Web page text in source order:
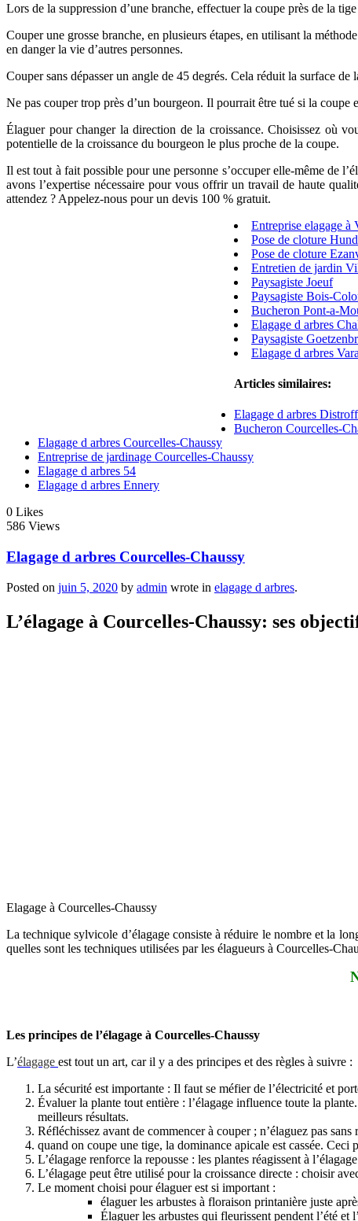
Lors de la suppression d’une branche, effectuer la coupe près de la
Couper une grosse branche, en plusieurs étapes, en utilisant la
en danger la vie d’autres personnes.
Couper sans dépasser un angle de 45 degrés. Cela réduit la surface
Ne pas couper trop près d’un bourgeon. Il pourrait être tué si la coupe
Élaguer pour changer la direction de la croissance. Choisissez où
potentielle de la croissance du bourgeon le plus proche de la coupe.
Il est tout à fait possible pour une personne s’occuper elle-même de
avons l’expertise nécessaire pour vous offrir un travail de haute
attendez ? Appelez-nous pour un devis 100 % gratuit.
Entreprise elagage à
Pose de cloture
Pose de cloture
Entretien de jardin
Paysagiste Joeuf
Paysagiste Bois-
Bucheron Pont-a-
Elagage d arbres
Paysagiste
Elagage d arbres
Articles similaires:
Elagage d arbres Distroff
Bucheron Courcelles-
Elagage d arbres Courcelles-Chaussy
Entreprise de jardinage Courcelles-Chaussy
Elagage d arbres 54
Elagage d arbres Ennery
0 Likes
586 Views
Elagage d arbres Courcelles-Chaussy
Posted on juin 5, 2020 by admin wrote in elagage d arbres.
L’élagage à Courcelles-Chaussy: ses
Elagage à Courcelles-Chaussy
La technique sylvicole d’élagage consiste à réduire le nombre et la
quelles sont les techniques utilisées par les élagueurs à Courcelles-
Les principes de l’élagage à Courcelles-Chaussy
L’élagage est tout un art, car il y a des principes et des règles à suivre :
La sécurité est importante : Il faut se méfier de l’électricité et
Évaluer la plante tout entière : l’élagage influence toute la
meilleurs résultats.
Réfléchissez avant de commencer à couper ; n’élaguez pas sans
quand on coupe une tige, la dominance apicale est cassée. Ceci
L’élagage renforce la repousse : les plantes réagissent à
L’élagage peut être utilisé pour la croissance directe : choisir
Le moment choisi pour élaguer est si important :
élaguer les arbustes à floraison printanière juste
Élaguer les arbustes qui fleurissent pendent l’été